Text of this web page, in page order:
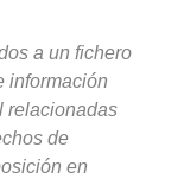
a un fichero
información
relacionadas
de
en